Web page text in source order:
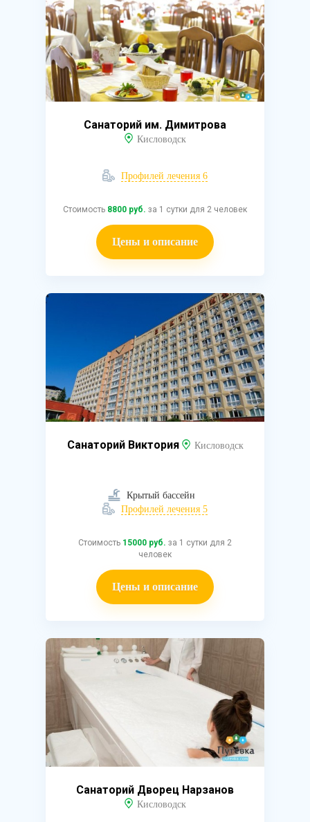
Санаторий им. Димитрова
Кисловодск
Профилей лечения 6
Стоимость 8800 руб. за 1 сутки для 2 человек
Цены и описание
Санаторий Виктория Кисловодск
Крытый бассейн
Профилей лечения 5
Стоимость 15000 руб. за 1 сутки для 2
человек
Цены и описание
Санаторий Дворец Нарзанов
Кисловодск